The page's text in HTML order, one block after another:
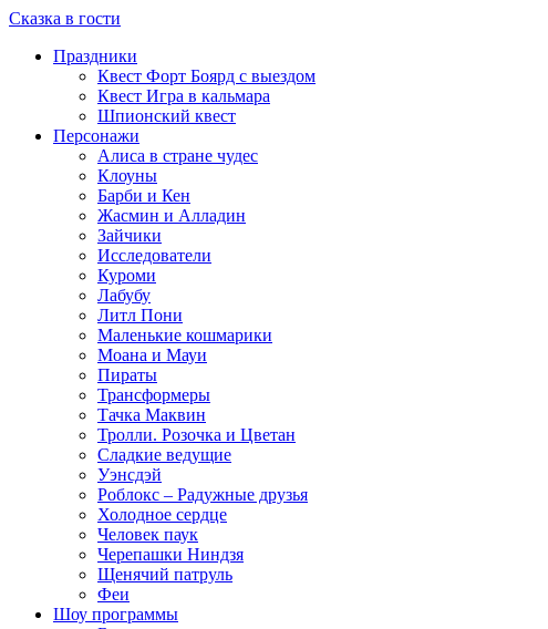
Сказка в гости
Праздники
Квест Форт Боярд с выездом
Квест Игра в кальмара
Шпионский квест
Персонажи
Алиса в стране чудес
Клоуны
Барби и Кен
Жасмин и Алладин
Зайчики
Исследователи
Куроми
Лабубу
Литл Пони
Маленькие кошмарики
Моана и Мауи
Пираты
Трансформеры
Тачка Маквин
Тролли. Розочка и Цветан
Сладкие ведущие
Уэнсдэй
Роблокс – Радужные друзья
Холодное сердце
Человек паук
Черепашки Ниндзя
Щенячий патруль
Феи
Шоу программы